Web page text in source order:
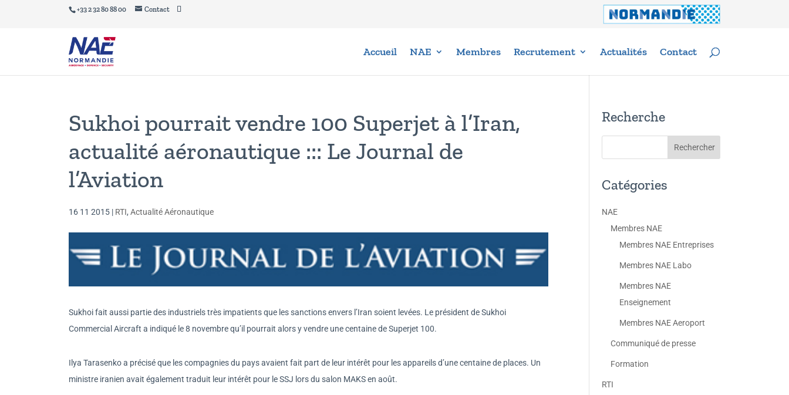
+33 2 32 80 88 00 Contact
Accueil NAE Membres Recrutement Actualités Contact
Sukhoi pourrait vendre 100 Superjet à l’Iran,
actualité aéronautique ::: Le Journal de
l’Aviation
16 11 2015 | RTI, Actualité Aéronautique
Sukhoi fait aussi partie des industriels très impatients que les sanctions envers l’Iran soient levées. Le président de Sukhoi
Commercial Aircraft a indiqué le 8 novembre qu’il pourrait alors y vendre une centaine de Superjet 100.
Ilya Tarasenko a précisé que les compagnies du pays avaient fait part de leur intérêt pour les appareils d’une centaine de places. Un
ministre iranien avait également traduit leur intérêt pour le SSJ lors du salon MAKS en août.
Recherche
Catégories
NAE
Membres NAE
Membres NAE Entreprises
Membres NAE Labo
Membres NAE
Enseignement
Membres NAE Aeroport
Communiqué de presse
Formation
RTI